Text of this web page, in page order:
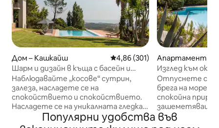
Дом – Кашкайш Средна оценка: 4,86 от 5,
4,86 (301)
Шарм и дизайн в къща с басейн и
великоледен изглед към морето и
планината
Наблюдавайте „косове“ сутрин,
залеза, насладете се на
спокойствието и спокойствието.
Насладете се на уникалната гледка
към морето и планината от
частния салон, инфинити басейна,
Апартамент –
Изглед към
до плажа +
Отпуснете се
брега на
спокойна
зашеметяващи
планината. Защо ще ви хареса: -
Гледка към
Популярни удобства във